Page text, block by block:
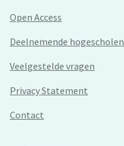
Open Access
Deelnemende hogescholen
Veelgestelde vragen
Privacy Statement
Contact